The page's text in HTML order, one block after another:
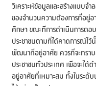
วิเคราะห์ข้อมูลและสร้างแบบจ
ของจำนวนความต้องการที่อยู่
ศึกษา ขณะที่การดำเนินการต
ประชาชนตามที่ได้คาดการณ์ไ
พัฒนาที่อยู่อาศัย ควรที่จะทรา
ประชาชนทั่วประเทศ เพื่อจะได้
อยู่อาศัยที่เหมาะสม ทั้งในระดั